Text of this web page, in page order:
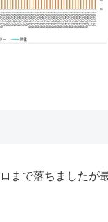
まで落ちましたが